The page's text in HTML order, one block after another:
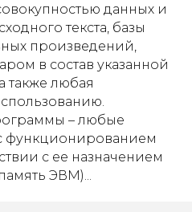
данных и
текста, базы
произведений,
в состав указанной
также любая
– любые
функционированием
с ее назначением
ЭВМ)...